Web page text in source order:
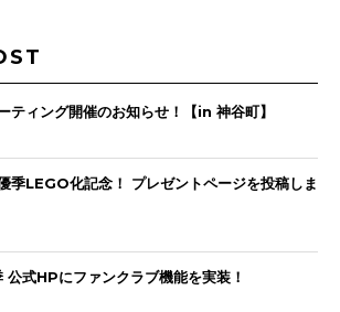
ティング開催のお知らせ！【in 神谷町】
季LEGO化記念！ プレゼントページを投稿しま
公式HPにファンクラブ機能を実装！